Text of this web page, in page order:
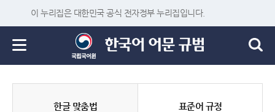
이 누리집은 대한민국 공식 전자정부 누리집입니다.
한글 맞춤법 표준어 규정